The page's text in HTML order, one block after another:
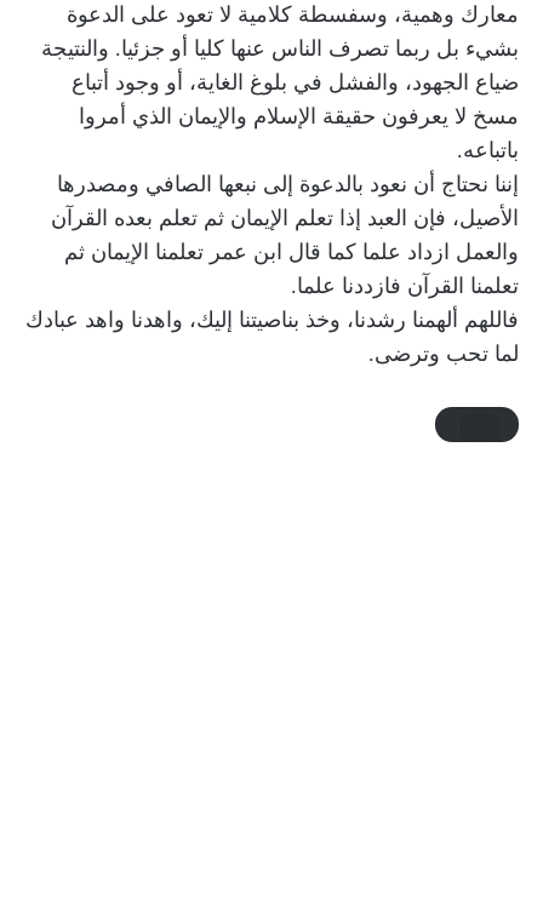
معارك وهمية، وسفسطة كلامية لا تعود على الدعوة
بشيء بل ربما تصرف الناس عنها كليا أو جزئيا. والنتيجة
ضياع الجهود، والفشل في بلوغ الغاية، أو وجود أتباع
مسخ لا يعرفون حقيقة الإسلام والإيمان الذي أمروا
باتباعه.
إننا نحتاج أن نعود بالدعوة إلى نبعها الصافي ومصدرها
الأصيل، فإن العبد إذا تعلم الإيمان ثم تعلم بعده القرآن
والعمل ازداد علما كما قال ابن عمر تعلمنا الإيمان ثم
تعلمنا القرآن فازددنا علما.
فاللهم ألهمنا رشدنا، وخذ بناصيتنا إليك، واهدنا واهد عبادك
لما تحب وترضى.